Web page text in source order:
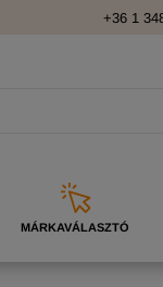
+36 1
MÁRKAVÁLASZTÓ